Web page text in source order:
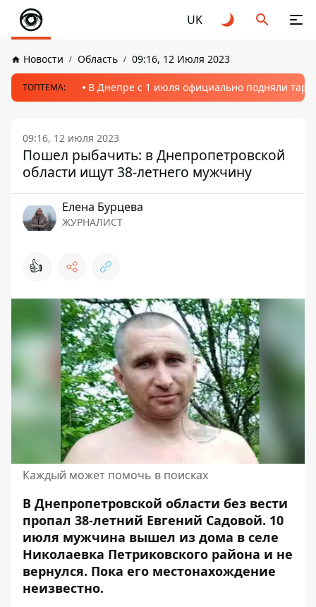
UK
Новости Область 09:16, 12 Июля 2023
ТОПТЕМА: В Днепре с 1 июля официально подняли
09:16, 12 июля 2023
Пошел рыбачить: в Днепропетровской
области ищут 38-летнего мужчину
Елена Бурцева
ЖУРНАЛИСТ
👍
Каждый может помочь в поисках
В Днепропетровской области без вести
пропал 38-летний Евгений Садовой. 10
июля мужчина вышел из дома в селе
Николаевка Петриковского района и не
вернулся. Пока его местонахождение
неизвестно.